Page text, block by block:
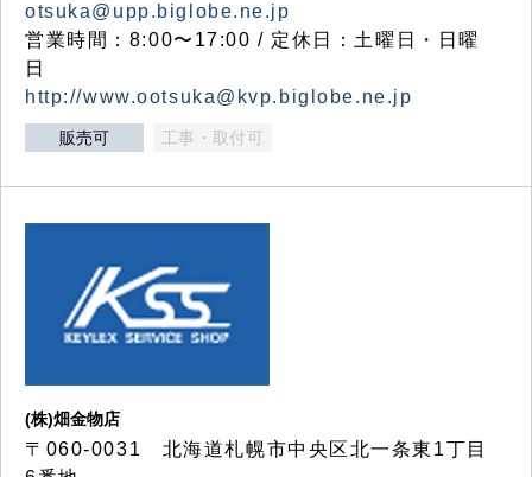
otsuka@upp.biglobe.ne.jp
営業時間：8:00〜17:00 / 定休日：土曜日・日曜
日
http://www.ootsuka@kvp.biglobe.ne.jp
販売可 工事・取付可
(株)畑金物店
〒060-0031 北海道札幌市中央区北一条東1丁目